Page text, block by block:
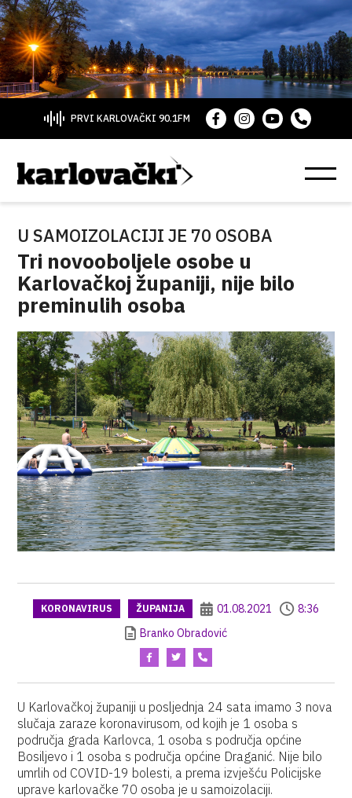
PRVI KARLOVAČKI 90.1FM
U SAMOIZOLACIJI JE 70 OSOBA
Tri novooboljele osobe u
Karlovačkoj županiji, nije bilo
preminulih osoba
KORONAVIRUS ŽUPANIJA 01.08.2021
8:36
Branko Obradović
U Karlovačkoj županiji u posljednja 24 sata imamo 3 nova
slučaja zaraze koronavirusom, od kojih je 1 osoba s
područja grada Karlovca, 1 osoba s područja općine
Bosiljevo i 1 osoba s područja općine Draganić. Nije bilo
umrlih od COVID-19 bolesti, a prema izvješću Policijske
uprave karlovačke 70 osoba je u samoizolaciji.